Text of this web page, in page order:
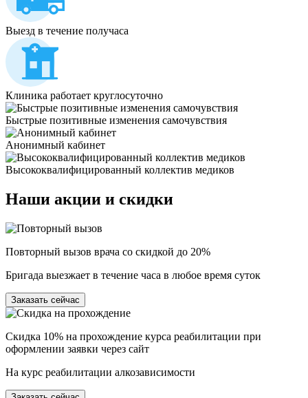
Выезд в течение получаса
Клиника работает круглосуточно
Быстрые позитивные изменения самочувствия
Анонимный кабинет
Высококвалифицированный коллектив медиков
Наши акции и скидки
Повторный вызов врача со скидкой до 20%
Бригада выезжает в течение часа в любое время суток
Заказать сейчас
Скидка 10% на прохождение курса реабилитации при
оформлении заявки через сайт
На курс реабилитации алкозависимости